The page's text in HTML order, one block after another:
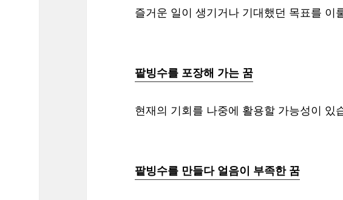
즐거운 일이 생기거나 기대했던 목표를 이
팥빙수를 포장해 가는 꿈
현재의 기회를 나중에 활용할 가능성이 있
팥빙수를 만들다 얼음이 부족한 꿈